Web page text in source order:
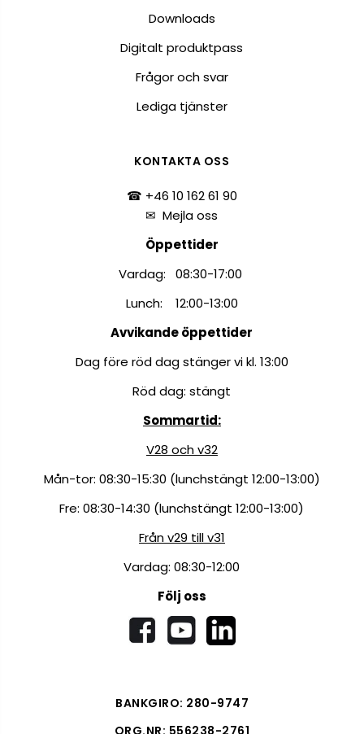
Downloads
Digitalt produktpass
Frågor och svar
Lediga tjänster
KONTAKTA OSS
☎ +46 10 162 61 90
✉Mejla oss
Öppettider
Vardag: 08:30-17:00
Lunch: 12:00-13:00
Avvikande öppettider
Dag före röd dag stänger vi kl. 13:00
Röd dag: stängt
Sommartid:
V28 och v32
Mån-tor: 08:30-15:30 (lunchstängt 12:00-13:00)
Fre: 08:30-14:30 (lunchstängt 12:00-13:00)
Från v29 till v31
Vardag: 08:30-12:00
Följ oss
BANKGIRO: 280-9747
ORG.NR: 556238-2761